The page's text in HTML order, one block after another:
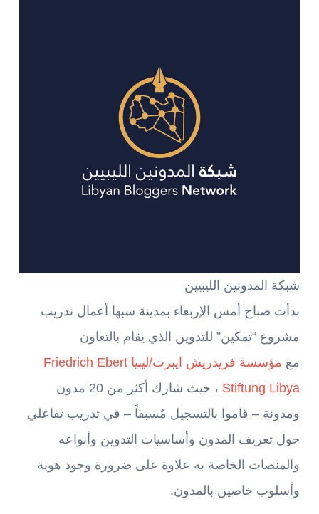
شبكة المدونين الليبيين
بدأت صباح أمس الإربعاء بمدينة سبها أعمال تدريب
مشروع “تمكين” للتدوين الذي يقام بالتعاون
مع
مؤسسة فريدريش ايبرت/ليبيا Friedrich Ebert
Stiftung Libya
، حيث شارك أكثر من 20 مدون
ومدونة – قاموا بالتسجيل مُسبقاً – في تدريب تفاعلي
حول تعريف المدون وأساسيات التدوين وأنواعه
والمنصات الخاصة به علاوة على ضرورة وجود هوية
وأسلوب خاصين بالمدون.